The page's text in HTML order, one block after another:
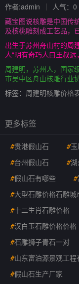
作者:admin 人气：0
藏宝图说核雕是中国传
及核桃雕刻成工艺品，
出生于苏州舟山村的周
人“明有奇巧人曰王叔
周建明，苏州人，国家
市吴中区舟山核雕行业
标签： 周建明核雕价格
更多标签
#贵港假山石 #
#台州假山石 #
#假山石有哪些 #
#大型石雕价格石雕城
#十二生肖石雕价格
#汉白玉石雕价格价格
#石雕狮子青石一对
#山东富泊源景观工程
#假山石生产厂家